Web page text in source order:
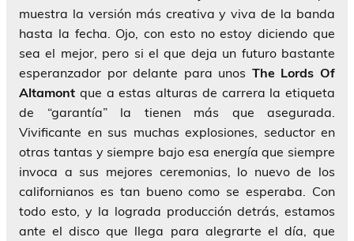
muestra la versión más creativa y viva de la banda
hasta la fecha. Ojo, con esto no estoy diciendo que
sea el mejor, pero si el que deja un futuro bastante
esperanzador por delante para unos The Lords Of
Altamont que a estas alturas de carrera la etiqueta
de “garantía” la tienen más que asegurada.
Vivificante en sus muchas explosiones, seductor en
otras tantas y siempre bajo esa energía que siempre
invoca a sus mejores ceremonias, lo nuevo de los
californianos es tan bueno como se esperaba. Con
todo esto, y la lograda producción detrás, estamos
ante el disco que llega para alegrarte el día, que